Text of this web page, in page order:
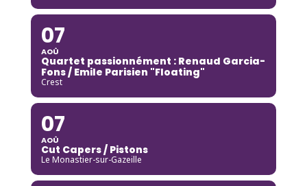
07
AOÛ
Quartet passionnément : Renaud Garcia-
Fons / Emile Parisien "Floating"
Crest
07
AOÛ
Cut Capers / Pistons
Le Monastier-sur-Gazeille